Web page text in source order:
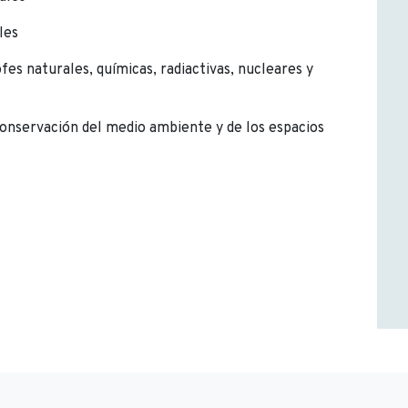
naturales, químicas, radiactivas, nucleares y
del medio ambiente y de los espacios